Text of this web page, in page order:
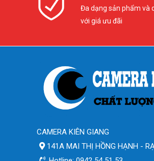
Đa dạng sản phẩm và
với giá ưu đãi
CAMERA KIÊN GIANG
141A MAI THỊ HỒNG HẠNH -